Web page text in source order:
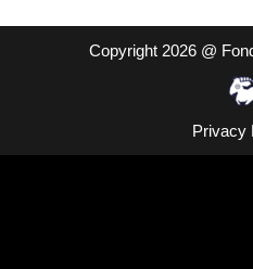
Copyright 2026 @
Privacy